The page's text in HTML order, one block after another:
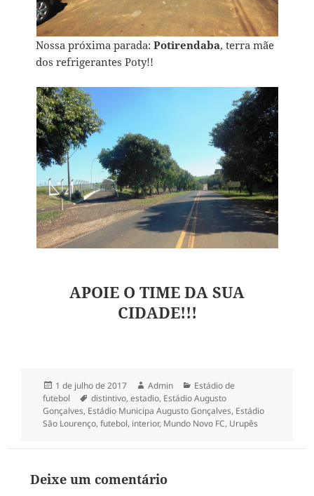
Nossa próxima parada:Potirendaba, terra mãe
dos refrigerantes Poty!!
APOIE O TIME DA SUA
CIDADE!!!
Publicado
em
1 de julho de 2017 Autor
Admin Categorias
Estádio de
futebol
Tags
distintivo,estadio, Estádio Augusto
Gonçalves, Estádio Municipa Augusto Gonçalves, Estádio
São Lourenço,futebol, interior, Mundo Novo FC, Urupês
Deixe um comentário